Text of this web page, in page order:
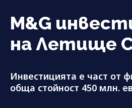
M&G
на Летище
Инвестицията е част от
обща стойност 450 млн.